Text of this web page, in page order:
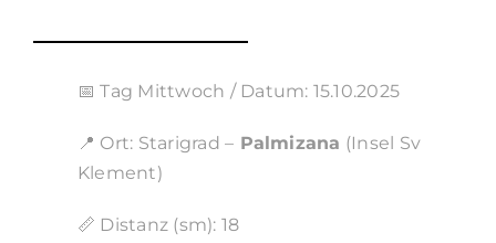
📅 Tag Mittwoch / Datum: 15.10.2025
📍 Ort: Starigrad – Palmizana (Insel Sv
Klement)
📏 Distanz (sm): 18